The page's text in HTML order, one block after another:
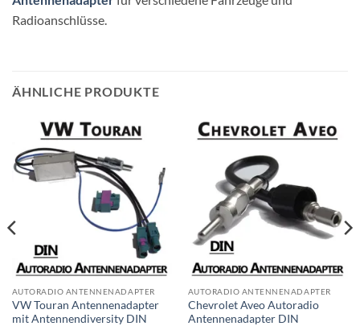
Radioanschlüsse.
ÄHNLICHE PRODUKTE
AUTORADIO ANTENNENADAPTER
VW Touran Antennenadapter
mit Antennendiversity DIN
AUTORADIO ANTENNENADAPTER
Chevrolet Aveo Autoradio
Antennenadapter DIN